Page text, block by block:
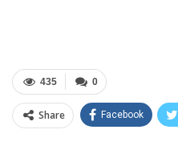
0
435
Share Facebook